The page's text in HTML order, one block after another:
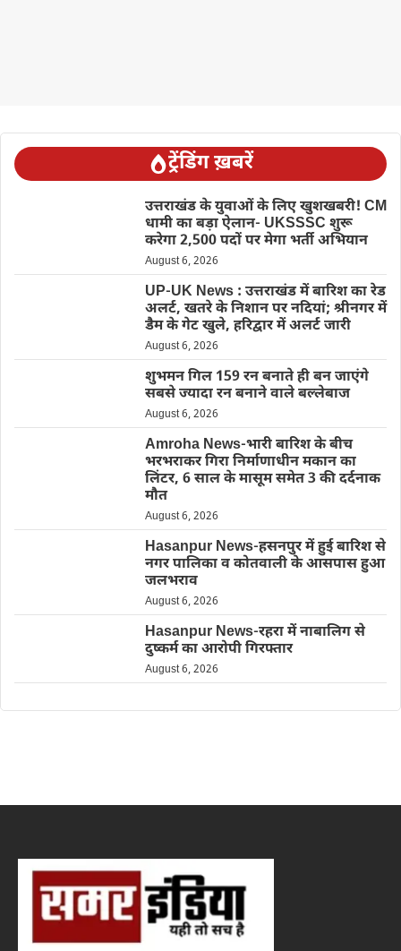
ट्रेंडिंग ख़बरें
उत्तराखंड के युवाओं के लिए खुशखबरी! CM
धामी का बड़ा ऐलान- UKSSSC शुरू
करेगा 2,500 पदों पर मेगा भर्ती अभियान
August 6, 2026
UP-UK News : उत्तराखंड में बारिश का रेड
अलर्ट, खतरे के निशान पर नदियां; श्रीनगर में
डैम के गेट खुले, हरिद्वार में अलर्ट जारी
August 6, 2026
शुभमन गिल 159 रन बनाते ही बन जाएंगे
सबसे ज्यादा रन बनाने वाले बल्लेबाज
August 6, 2026
Amroha News-भारी बारिश के बीच
भरभराकर गिरा निर्माणाधीन मकान का
लिंटर, 6 साल के मासूम समेत 3 की दर्दनाक
मौत
August 6, 2026
Hasanpur News-हसनपुर में हुई बारिश से
नगर पालिका व कोतवाली के आसपास हुआ
जलभराव
August 6, 2026
Hasanpur News-रहरा में नाबालिग से
दुष्कर्म का आरोपी गिरफ्तार
August 6, 2026